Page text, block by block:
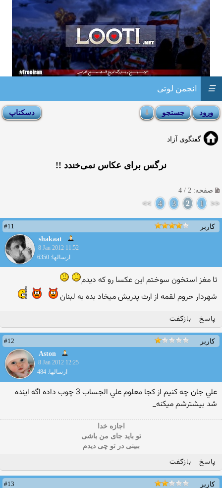
انجمن لوتی ☰
گفتگوی آزاد
نرگس برای عکاس نمی‌خندد !!
صفحه: 2 / 4
<<
1
2
3
4
>>
کاربر
#11
shakaat
8 Jan 2012 11:52
ارسالها: 6350
تا مغز استخون سوختم این عکسا رو که دیدم
شهردار حروم لقمه از ارث پدریش میخاد بده به لبنان
پاسخ بازگفت
کاربر
#12
Aston
8 Jan 2012 12:25
ارسالها: 484
علي جان چه كنيم از كجا معلوم علي الجساب 3 چوب داده اگه اينده
شد بيشترشم ميكنه_
اجازه خدا
تو باید جای من باشی
ببینی در تو چی دیدم
پاسخ بازگفت
کاربر
#13